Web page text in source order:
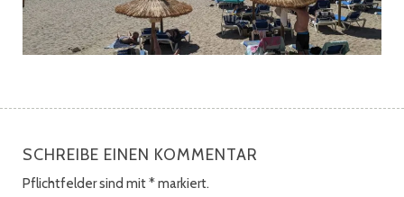
SCHREIBE EINEN KOMMENTAR
Pflichtfelder sind mit*markiert.